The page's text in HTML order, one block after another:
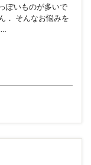
ぽいものが多いで
． そんなお悩みを
…